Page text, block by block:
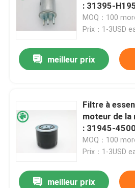
: 31395-
HYUNDAI, KIA
MOQ：100
Prix：1-3USD
meilleur prix
Filtre à
moteur de la
: 31945-
YANMAR
MOQ：100
Prix：1-3USD
meilleur prix